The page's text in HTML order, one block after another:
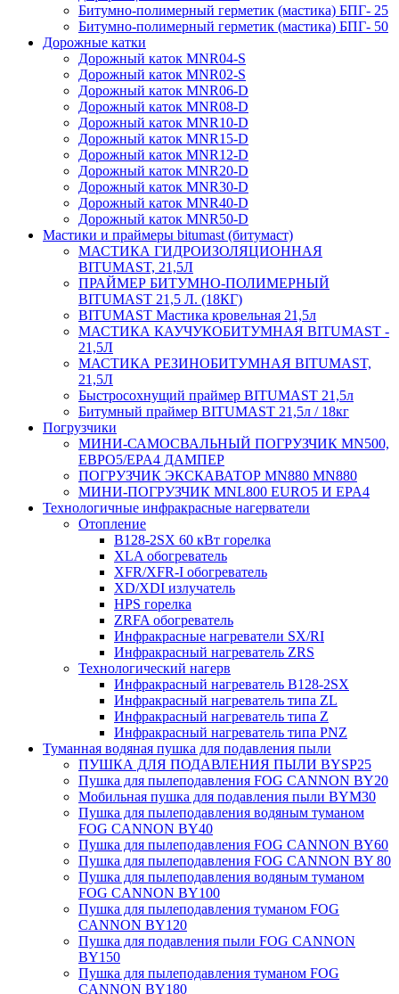
Битумно-полимерный герметик (мастика) БПГ- 25
Битумно-полимерный герметик (мастика) БПГ- 50
Дорожные катки
Дорожный каток MNR04-S
Дорожный каток MNR02-S
Дорожный каток MNR06-D
Дорожный каток MNR08-D
Дорожный каток MNR10-D
Дорожный каток MNR15-D
Дорожный каток MNR12-D
Дорожный каток MNR20-D
Дорожный каток MNR30-D
Дорожный каток MNR40-D
Дорожный каток MNR50-D
Мастики и праймеры bitumast (битумаст)
МАСТИКА ГИДРОИЗОЛЯЦИОННАЯ
BITUMAST, 21,5Л
ПРАЙМЕР БИТУМНО-ПОЛИМЕРНЫЙ
BITUMAST 21,5 Л. (18КГ)
BITUMAST Мастика кровельная 21,5л
МАСТИКА КАУЧУКОБИТУМНАЯ BITUMAST -
21,5Л
МАСТИКА РЕЗИНОБИТУМНАЯ BITUMAST,
21,5Л
Быстросохнущий праймер BITUMAST 21,5л
Битумный праймер BITUMAST 21,5л / 18кг
Погрузчики
МИНИ-САМОСВАЛЬНЫЙ ПОГРУЗЧИК MN500,
ЕВРО5/EPA4 ДАМПЕР
ПОГРУЗЧИК ЭКСКАВАТОР MN880 MN880
МИНИ-ПОГРУЗЧИК MNL800 EURO5 И EPA4
Технологичные инфракрасные нагерватели
Отопление
B128-2SX 60 кВт горелка
XLA обогреватель
XFR/XFR-I обогреватель
XD/XDI излучатель
HPS горелка
ZRFA обогреватель
Инфракрасные нагреватели SX/RI
Инфракрасный нагреватель ZRS
Технологический нагерв
Инфракрасный нагреватель B128-2SX
Инфракрасный нагреватель типа ZL
Инфракрасный нагреватель типа Z
Инфракрасный нагреватель типа PNZ
Туманная водяная пушка для подавления пыли
ПУШКА ДЛЯ ПОДАВЛЕНИЯ ПЫЛИ BYSP25
Пушка для пылеподавления FOG CANNON BY20
Мобильная пушка для подавления пыли BYM30
Пушка для пылеподавления водяным туманом
FOG CANNON BY40
Пушка для пылеподавления FOG CANNON BY60
Пушка для пылеподавления FOG CANNON BY 80
Пушка для пылеподавления водяным туманом
FOG CANNON BY100
Пушка для пылеподавления туманом FOG
CANNON BY120
Пушка для подавления пыли FOG CANNON
BY150
Пушка для пылеподавления туманом FOG
CANNON BY180